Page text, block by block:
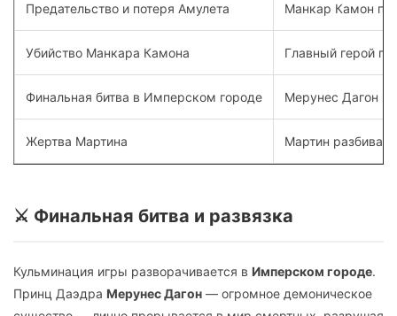
Предательство и потеря Амулета Манкар Камон
Убийство Манкара Камона Главный герой
Финальная битва в Имперском городе Мерунес Дагон
Жертва Мартина Мартин
⚔️ Финальная битва и развязка
Кульминация игры разворачивается в Имперском городе.
Принц Даэдра Мерунес Дагон — огромное демоническое